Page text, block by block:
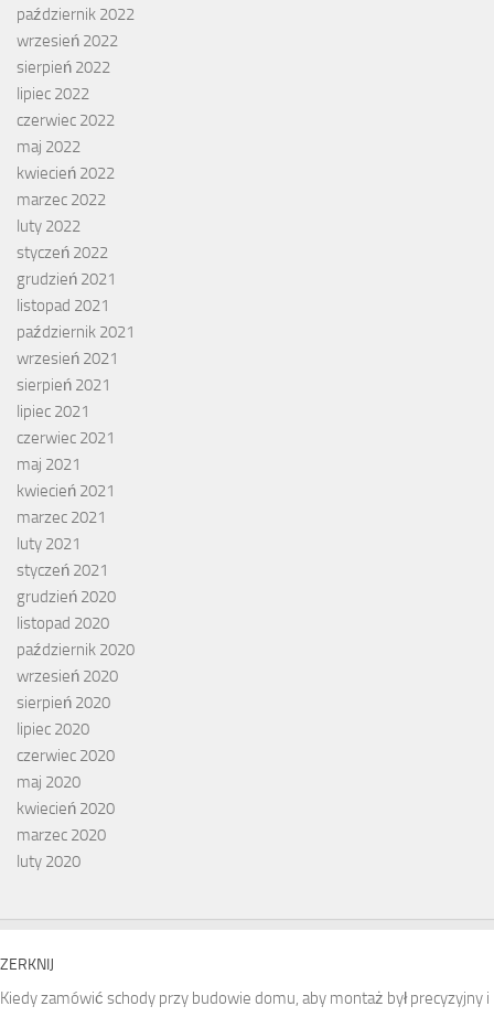
październik 2022
wrzesień 2022
sierpień 2022
lipiec 2022
czerwiec 2022
maj 2022
kwiecień 2022
marzec 2022
luty 2022
styczeń 2022
grudzień 2021
listopad 2021
październik 2021
wrzesień 2021
sierpień 2021
lipiec 2021
czerwiec 2021
maj 2021
kwiecień 2021
marzec 2021
luty 2021
styczeń 2021
grudzień 2020
listopad 2020
październik 2020
wrzesień 2020
sierpień 2020
lipiec 2020
czerwiec 2020
maj 2020
kwiecień 2020
marzec 2020
luty 2020
ZERKNIJ
Kiedy zamówić schody przy budowie domu, aby montaż był precyzyjny i